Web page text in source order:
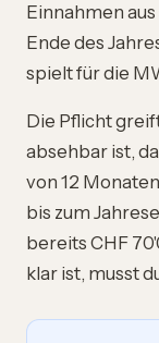
Einnahmen
Ende des
spielt für die
Die Pflicht
absehbar ist,
von 12
bis zum
bereits CHF
klar ist, musst